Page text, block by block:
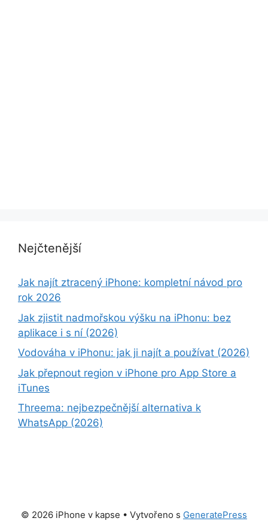
Nejčtenější
Jak najít ztracený iPhone: kompletní návod pro
rok 2026
Jak zjistit nadmořskou výšku na iPhonu: bez
aplikace i s ní (2026)
Vodováha v iPhonu: jak ji najít a používat (2026)
Jak přepnout region v iPhone pro App Store a
iTunes
Threema: nejbezpečnější alternativa k
WhatsApp (2026)
© 2026 iPhone v kapse • Vytvořeno s GeneratePress